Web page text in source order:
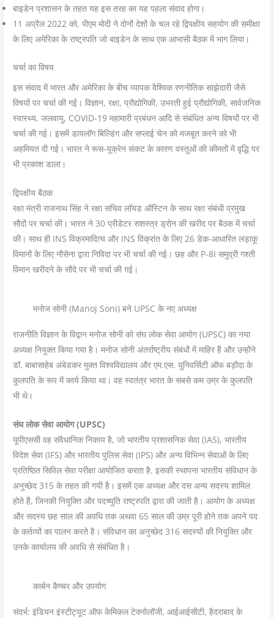
बाइडेन प्रशासन के तहत यह इस तरह का यह पहला संवाद होगा।
11 अप्रैल 2022 को, पीएम मोदी ने दोनों देशों के चल रहे द्विपक्षीय सहयोग की समीक्षा
के लिए अमेरिका के राष्ट्रपति जो बाइडेन के साथ एक आभासी बैठक में भाग लिया।
चर्चा का विषय
इस संवाद में भारत और अमेरिका के बीच व्यापक वैश्विक रणनीतिक साझेदारी जैसे
विषयों पर चर्चा की गई। विज्ञान, रक्षा, प्रौद्योगिकी, उभरती हुई प्रौद्योगिकी, सार्वजनिक
स्वास्थ्य, जलवायु, COVID-19 महामारी प्रबंधन आदि से संबंधित अन्य विषयों पर भी
चर्चा की गई। इसमें डायलॉग बिल्डिंग और सप्लाई चेन को मजबूत करने को भी
अहमियत दी गई। भारत ने रूस-यूक्रेन संकट के कारण वस्तुओं की कीमतों में वृद्धि पर
भी प्रकाश डाला।
द्विपक्षीय बैठक
रक्षा मंत्री राजनाथ सिंह ने रक्षा सचिव लॉयड ऑस्टिन के साथ रक्षा संबंधी प्रमुख
सौदों पर चर्चा की। भारत ने 30 प्रीडेटर सशस्त्र ड्रोन की खरीद पर बैठक में चर्चा
की। साथ ही INS विक्रमादित्य और INS विक्रांत के लिए 26 डेक-आधारित लड़ाकू
विमानों के लिए नौसेना द्वारा निविदा पर भी चर्चा की गई। छह और P-8I समुद्री गश्ती
विमान खरीदने के सौदे पर भी चर्चा की गई।
मनोज सोनी (Manoj Soni) बने UPSC के नए अध्यक्ष
राजनीति विज्ञान के विद्वान मनोज सोनी को संघ लोक सेवा आयोग (UPSC) का नया
अध्यक्ष नियुक्त किया गया है। मनोज सोनी अंतर्राष्ट्रीय संबंधों में माहिर हैं और उन्होंने
डॉ. बाबासाहेब अंबेडकर मुक्त विश्वविद्यालय और एम.एस. यूनिवर्सिटी ऑफ बड़ौदा के
कुलपति के रूप में कार्य किया था। वह स्वतंत्र भारत के सबसे कम उम्र के कुलपति
भी थे।
संघ लोक सेवा आयोग (UPSC)
यूपीएससी वह संवैधानिक निकाय है, जो भारतीय प्रशासनिक सेवा (IAS), भारतीय
विदेश सेवा (IFS) और भारतीय पुलिस सेवा (IPS) और अन्य विभिन्न सेवाओं के लिए
प्रतिष्ठित सिविल सेवा परीक्षा आयोजित करता है. इसकी स्थापना भारतीय संविधान के
अनुच्छेद 315 के तहत की गयी है। इसमें एक अध्यक्ष और दस अन्य सदस्य शामिल
होते हैं, जिनकी नियुक्ति और पदच्युति राष्ट्रपति द्वारा की जाती है। आयोग के अध्यक्ष
और सदस्य छह साल की अवधि तक अथवा 65 साल की उम्र पूरी होने तक अपने पद
के कर्तव्यों का पालन करते है। संविधान का अनुच्छेद 316 सदस्यों की नियुक्ति और
उनके कार्यालय की अवधि से संबंधित है।
कार्बन कैप्चर और उपयोग
संदर्भ: इंडियन इंस्टीट्यूट ऑफ केमिकल टेक्नोलॉजी, आईआईसीटी, हैदराबाद के